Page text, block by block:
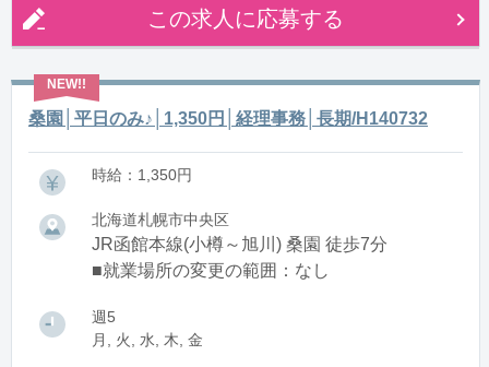
この求人に応募する
桑園│平日のみ♪│1,350円│経理事務│長期/H140732
時給：1,350円
北海道札幌市中央区
JR函館本線(小樽～旭川) 桑園 徒歩7分
■就業場所の変更の範囲：なし
週5
月, 火, 水, 木, 金